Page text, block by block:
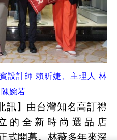
設計師 賴昕婕、主理人 林
婉若
訊】由台灣知名高訂禮
的全新時尚選品店
式開幕。林薇多年來深